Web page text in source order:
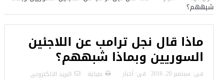
شبههم؟
ماذا قال نجل ترامب عن اللاجئين
السوريين وبماذا شبههم؟
فى: سبتمبر 20, 2016 فى: أخبار طباعة البريد الالكترونى